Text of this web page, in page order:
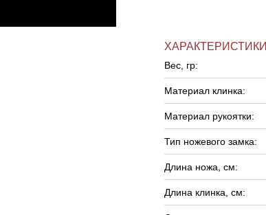
ХАРАКТЕРИСТИКИ
Вес, гр:
Материал клинка:
Материал рукоятки:
Тип ножевого замка:
Длина ножа, см:
Длина клинка, см: